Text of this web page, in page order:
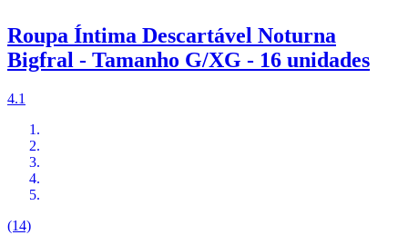
Roupa Íntima Descartável Noturna
Bigfral - Tamanho G/XG - 16 unidades
4.1
(14)